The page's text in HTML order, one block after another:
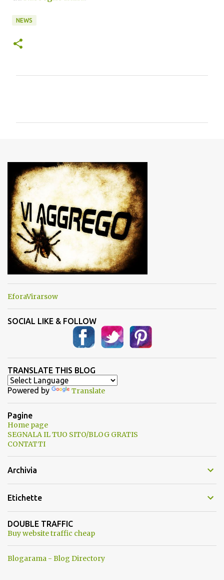
NEWS
n
t
i
EforaVirarsow
SOCIAL LIKE & FOLLOW
TRANSLATE THIS BLOG
Powered by Translate
Pagine
Home page
SEGNALA IL TUO SITO/BLOG GRATIS
CONTATTI
Archivia
Etichette
DOUBLE TRAFFIC
Buy website traffic cheap
Blogarama - Blog Directory